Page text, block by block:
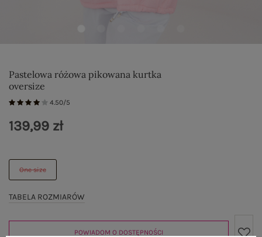
Pastelowa różowa pikowana kurtka
oversize
4.50/5
One size
TABELA ROZMIARÓW
139,99 zł
POWIADOM O DOSTĘPNOŚCI